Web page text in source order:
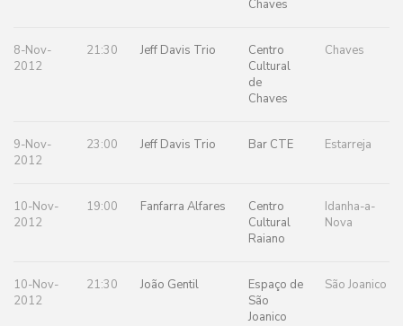
Chaves
8-Nov-
2012
21:30 Jeff Davis Trio
Centro
Cultural
de
Chaves
Chaves
9-Nov-
2012
23:00 Jeff Davis Trio Bar CTE Estarreja
10-Nov-
2012
19:00 Fanfarra Alfares
Centro
Cultural
Raiano
Idanha-a-
Nova
10-Nov-
2012
21:30 João Gentil
Espaço de
São
Joanico
São Joanico